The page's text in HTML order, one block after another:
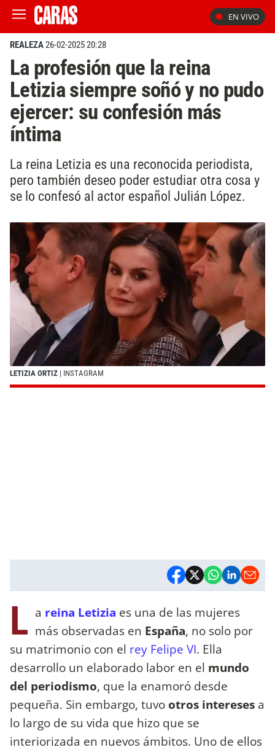
EN VIVO
REALEZA26-02-2025 20:28
La profesión que la reina
Letizia siempre soñó y no pudo
ejercer: su confesión más
íntima
La reina Letizia es una reconocida periodista,
pero también deseo poder estudiar otra cosa y
se lo confesó al actor español Julián López.
LETIZIA ORTIZ | INSTAGRAM
L a reina Letizia es una de las mujeres
más observadas en España, no solo por
su matrimonio con el rey Felipe VI. Ella
desarrollo un elaborado labor en el mundo
del periodismo, que la enamoró desde
pequeña. Sin embargo, tuvo otros intereses a
lo largo de su vida que hizo que se
interiorizada en nuevos ámbitos. Uno de ellos